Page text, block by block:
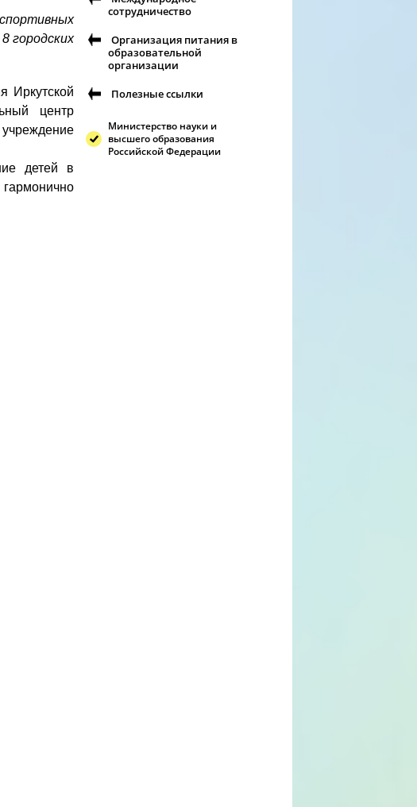
городских
Иркутской
центр
учреждение
детей в
гармонично
сотрудничество
Организация питания в
образовательной
организации
Полезные ссылки
Министерство науки и
высшего образования
Российской Федерации